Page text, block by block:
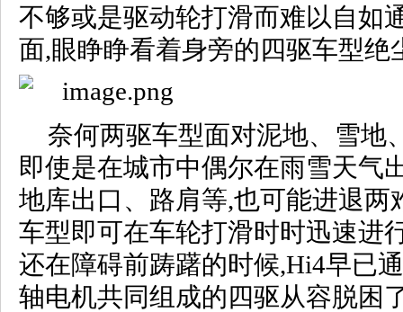
不够或是驱动轮打滑而难以自如
面,眼睁睁看着身旁的四驱车型绝
奈何两驱车型面对泥地、雪地
即使是在城市中偶尔在雨雪天气
地库出口、路肩等,也可能进退两
车型即可在车轮打滑时时迅速进
还在障碍前踌躇的时候,Hi4早已
轴电机共同组成的四驱从容脱困